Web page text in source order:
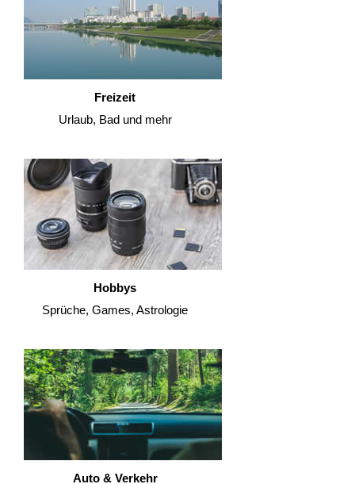
Freizeit
Urlaub, Bad und mehr
Hobbys
Sprüche, Games, Astrologie
Auto & Verkehr